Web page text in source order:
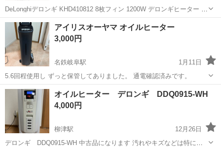
DeLonghiデロンギ KHD410812 8枚フィン 1200W デロンギヒーター デ
ジタルラディアント オイルヒーター 10時～18時引取り可能です。 よ
ろしくお願いします。
岐阜 羽島市 季節、空調家電 デロンギヒーター
アイリスオーヤマ オイルヒーター
3,000円
名鉄岐阜駅
1月11日
5.6回程使用し ずっと保管してありました。 通電確認済みです。
岐阜 岐阜市 名鉄岐阜駅 季節、空調家電
アイリスオーヤマ
オイルヒーター デロンギ DDQ0915-WH
4,000円
柳津駅
12月26日
デロンギ DDQ0915-WH 中古品になります 汚れやキズなどは特に無